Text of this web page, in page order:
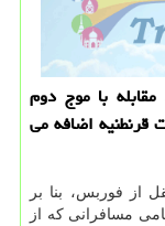
با موج دوم
قرنطنیه اضافه می
از فوربس، بنا بر
مسافرانی که از